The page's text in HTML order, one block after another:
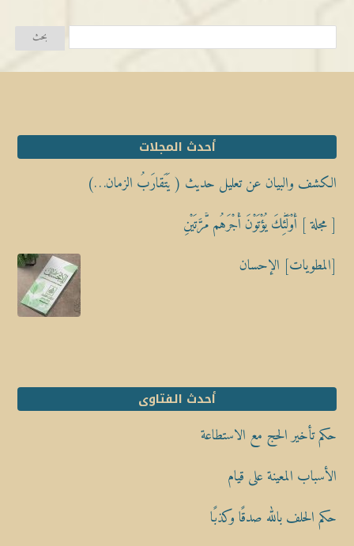
أحدث المجلات
الكشف والبيان عن تعليل حديث ( يَتَقارَبُ الزمان…)
[ مجلة ] أُوْلَٰٓئِكَ يُؤْتَوْنَ أَجْرَهُم مَّرَّتَيْنِ
[المطويات] الإحسان
أحدث الفتاوى
حكم تأخير الحج مع الاستطاعة
الأسباب المعينة على قيام
حكم الحلف بالله صدقًا وكذبًا